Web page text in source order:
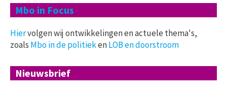
Mbo in Focus
Hiervolgen wij ontwikkelingen en actuele thema's,
zoals Mbo in de politiekenLOB en doorstroom
Nieuwsbrief